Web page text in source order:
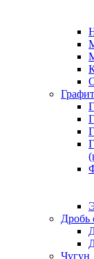
Графит
Дробь
Чугун